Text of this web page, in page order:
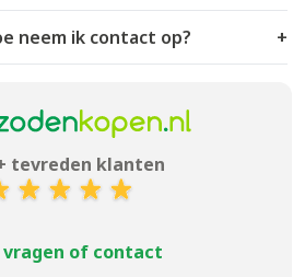
neem ik contact op? +
tevreden klanten
vragen of contact